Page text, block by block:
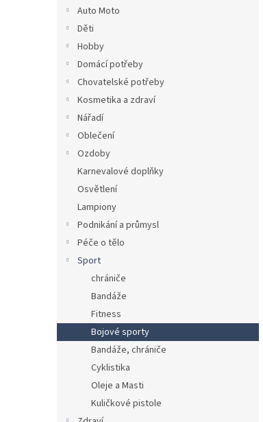
Auto Moto
Děti
Hobby
Domácí potřeby
Chovatelské potřeby
Kosmetika a zdraví
Nářadí
Oblečení
Ozdoby
Karnevalové doplňky
Osvětlení
Lampiony
Podnikání a průmysl
Péče o tělo
Sport
chrániče
Bandáže
Fitness
Bojové sporty
Bandáže, chrániče
Cyklistika
Oleje a Masti
Kuličkové pistole